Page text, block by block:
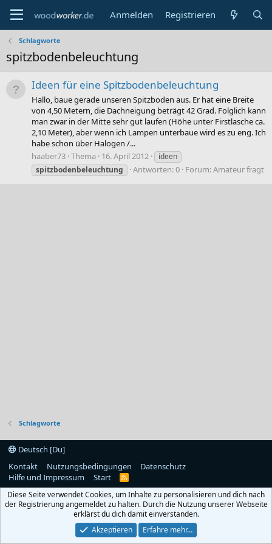
Anmelden Registrieren
Schlagworte
spitzbodenbeleuchtung
Ideen für eine Spitzbodenbeleuchtung
Hallo, baue gerade unseren Spitzboden aus. Er hat eine Breite
von 4,50 Metern, die Dachneigung beträgt 42 Grad. Folglich kann
man zwar in der Mitte sehr gut laufen (Höhe unter Firstlasche ca.
2,10 Meter), aber wenn ich Lampen unterbaue wird es zu eng. Ich
habe schon über Halogen /...
haaber73 Thema 16. April 2012
ideen
spitzbodenbeleuchtung
Antworten: 0 Forum:Amateur fragt
Schlagworte
Deutsch [Du]
Kontakt
Nutzungsbedingungen
Datenschutz
Hilfe und Impressum
Start
R
S
Diese Seite verwendet Cookies, um Inhalte zu personalisieren und dich nach
der Registrierung angemeldet zu halten. Durch die Nutzung unserer Webseite
erklärst du dich damit einverstanden.
Akzeptieren
Erfahre mehr…